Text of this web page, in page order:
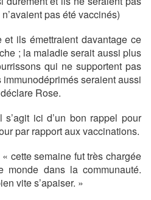
pas été vaccinés)
ils émettraient davantage ce
; la maladie serait aussi plus
qui ne supportent pas
seraient aussi
Rose.
s’agit ici d’un bon rappel pour
par rapport aux vaccinations.
cette semaine fut très chargée
monde dans la communauté.
vite s’apaiser. »